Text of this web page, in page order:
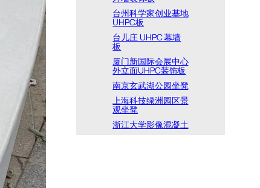
台州科学家创业基地
UHPC板
台儿庄 UHPC 幕墙
板
厦门新国际会展中心
外立面UHPC装饰板
南京玄武湖公园坐凳
上海科技绿洲园区景
观坐凳
浙江大学影像混凝土